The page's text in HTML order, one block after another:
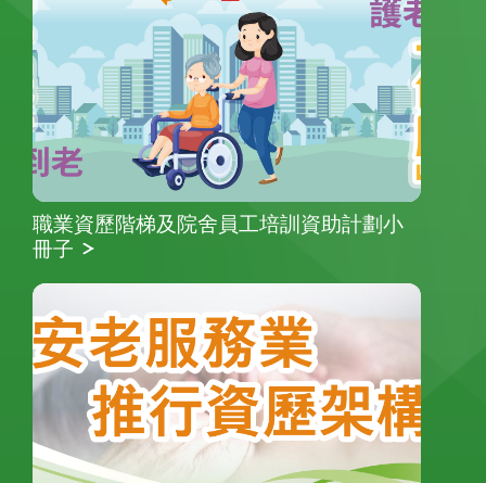
職業資歷階梯及院舍員工培訓資助計劃小
冊子